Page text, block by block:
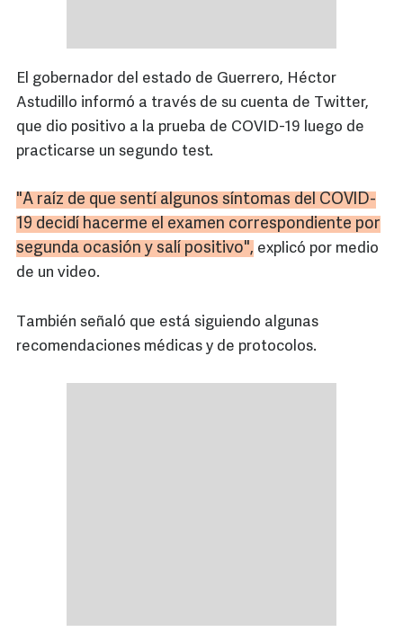
El gobernador del estado de Guerrero, Héctor
Astudillo informó a través de su cuenta de Twitter,
que dio positivo a la prueba de COVID-19 luego de
practicarse un segundo test.
"A raíz de que sentí algunos síntomas del COVID-
19 decidí hacerme el examen correspondiente por
segunda ocasión y salí positivo", explicó por medio
de un video.
También señaló que está siguiendo algunas
recomendaciones médicas y de protocolos.